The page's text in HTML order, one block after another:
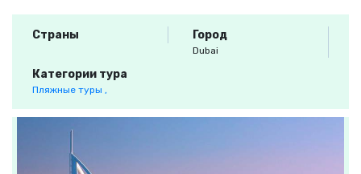
Страны Город
Dubai
Категории тура
Пляжные туры ,